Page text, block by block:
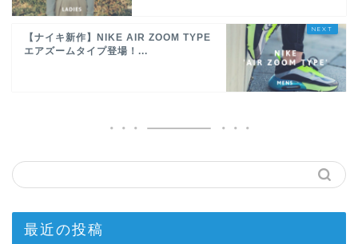
【ナイキ新作】NIKE AIR ZOOM TYPE
エアズームタイプ登場！...
最近の投稿